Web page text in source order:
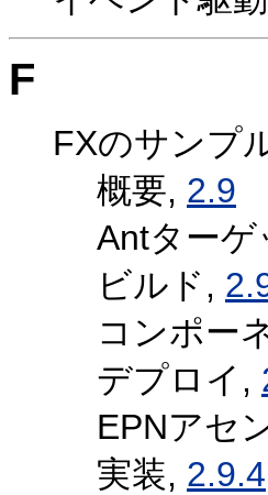
F
FXのサンプ
概要, 2.9
Antターゲ
ビルド,
コンポー
デプロイ,
EPNアセ
実装, 2.9.4